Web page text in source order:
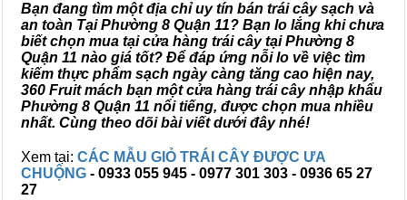
Bạn đang tìm một địa chỉ uy tín bán trái cây sạch và
an toàn Tại Phường 8 Quận 11? Bạn lo lắng khi chưa
biết chọn mua tại cửa hàng trái cây tại Phường 8
Quận 11 nào giá tốt? Để đáp ứng nỗi lo về việc tìm
kiếm thực phẩm sạch ngày càng tăng cao hiện nay,
360 Fruit mách bạn một cửa hàng trái cây nhập khẩu
Phường 8 Quận 11 nổi tiếng, được chọn mua nhiều
nhất. Cùng theo dõi bài viết dưới đây nhé!
Xem tại: CÁC MẪU GIỎ TRÁI CÂY ĐƯỢC ƯA
CHUỘNG - 0933 055 945 - 0977 301 303 - 0936 65 27
27